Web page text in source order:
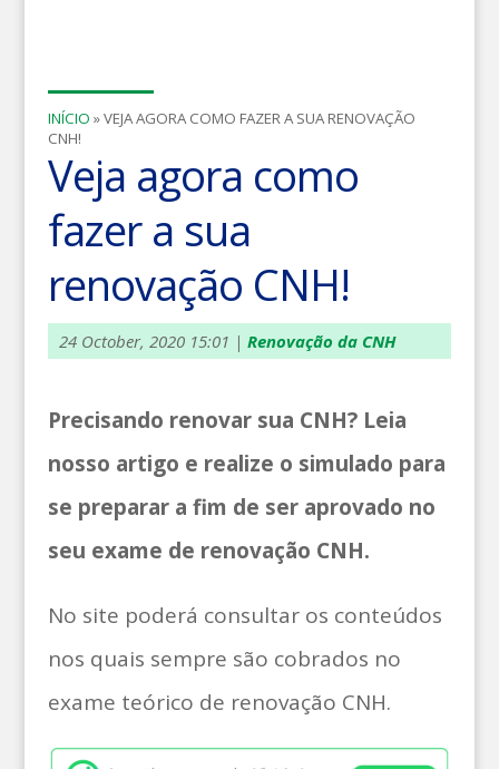
INÍCIO »VEJA AGORA COMO FAZER A SUA RENOVAÇÃO
CNH!
Veja agora como
fazer a sua
renovação CNH!
24 October, 2020 15:01 | Renovação da CNH
Precisando renovar sua CNH? Leia
nosso artigo e realize o simulado para
se preparar a fim de ser aprovado no
seu exame de renovação CNH.
No site poderá consultar os conteúdos
nos quais sempre são cobrados no
exame teórico de renovação CNH.